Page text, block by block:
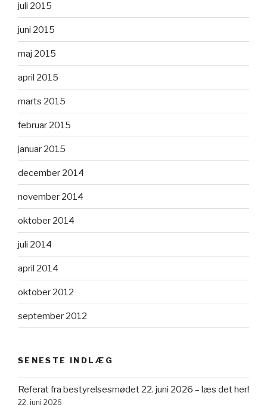
juli 2015
juni 2015
maj 2015
april 2015
marts 2015
februar 2015
januar 2015
december 2014
november 2014
oktober 2014
juli 2014
april 2014
oktober 2012
september 2012
SENESTE INDLÆG
Referat fra bestyrelsesmødet 22. juni 2026 – læs det her!
22. juni 2026